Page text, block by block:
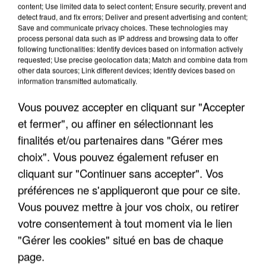
FRANCE
"JE SUIS À DISPOSITION DES
ENFOIRÉS"
"ON A TOUS LE TRAC"
"ON N'EST PAS DES PARENTS
PARFAITS"
content; Use limited data to select content; Ensure security, prevent and
detect fraud, and fix errors; Deliver and present advertising and content;
Save and communicate privacy choices. These technologies may
process personal data such as IP address and browsing data to offer
following functionalities: Identify devices based on information actively
requested; Use precise geolocation data; Match and combine data from
other data sources; Link different devices; Identify devices based on
information transmitted automatically.
Vous pouvez accepter en cliquant sur "Accepter
et fermer", ou affiner en sélectionnant les
finalités et/ou partenaires dans "Gérer mes
choix". Vous pouvez également refuser en
cliquant sur "Continuer sans accepter". Vos
préférences ne s'appliqueront que pour ce site.
Vous pouvez mettre à jour vos choix, ou retirer
votre consentement à tout moment via le lien
"Gérer les cookies" situé en bas de chaque
page.